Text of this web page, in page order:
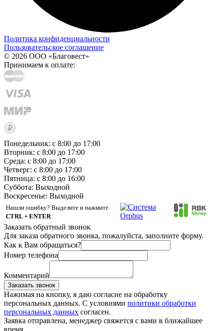
Политика конфиденциальности
Пользовательское соглашение
© 2026 ООО «Благовест»
Принимаем к оплате:
Понедельник: с 8:00 до 17:00
Вторник: с 8:00 до 17:00
Среда: с 8:00 до 17:00
Четверг: с 8:00 до 17:00
Пятница: с 8:00 до 16:00
Суббота: Выходной
Воскресенье: Выходной
Нашли ошибку? Выделите и нажмите
CTRL + ENTER
Заказать обратный звонок
Для заказа обратного звонка, пожалуйста, заполните форму.
Как к Вам обращаться?
Номер телефона
Комментарий
Заказать звонок
Нажимая на кнопку, я даю согласие на обработку
персональных данных. С условиями политики обработки
персональных данных согласен.
Заявка отправлена, менеджер свяжется с вами в ближайшее
время